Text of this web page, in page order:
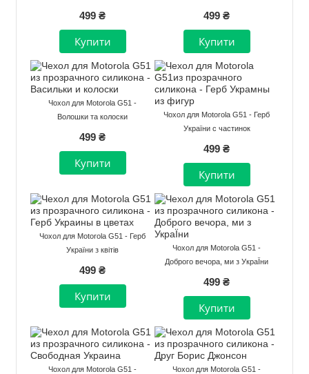
499 ₴ 499 ₴
Чохол для Motorola G51 -
Волошки та колоски
499 ₴
Чохол для Motorola G51 - Герб
України с частинок
499 ₴
Чохол для Motorola G51 - Герб
України з квітів
499 ₴
Чохол для Motorola G51 -
Доброго вечора, ми з УкраЇни
499 ₴
Чохол для Motorola G51 -
Чохол для Motorola G51 -